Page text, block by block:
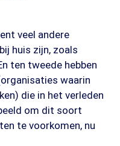
veel andere
huis zijn, zoals
ten tweede hebben
waarin
die in het verleden
om dit soort
te voorkomen, nu